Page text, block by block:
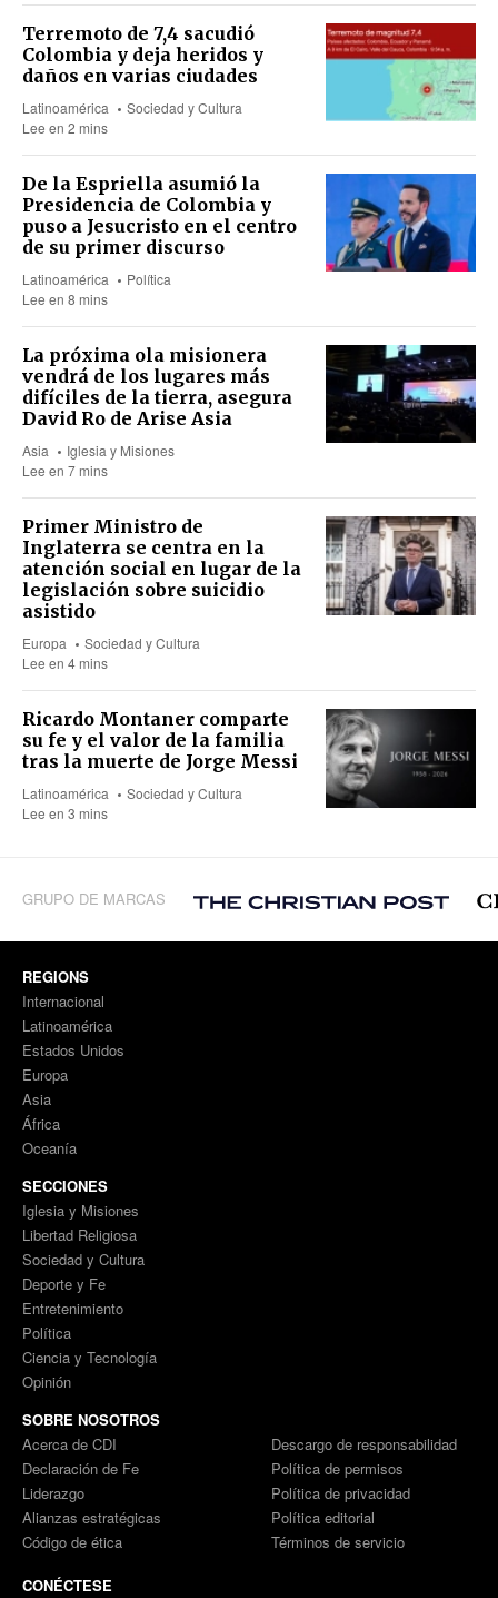
Terremoto de 7,4 sacudió
Colombia y deja heridos y
daños en varias ciudades
Latinoamérica
Sociedad y Cultura
Lee en 2 mins
De la Espriella asumió la
Presidencia de Colombia y
puso a Jesucristo en el centro
de su primer discurso
Latinoamérica
Política
Lee en 8 mins
La próxima ola misionera
vendrá de los lugares más
difíciles de la tierra, asegura
David Ro de Arise Asia
Asia
Iglesia y Misiones
Lee en 7 mins
Primer Ministro de
Inglaterra se centra en la
atención social en lugar de la
legislación sobre suicidio
asistido
Europa
Sociedad y Cultura
Lee en 4 mins
Ricardo Montaner comparte
su fe y el valor de la familia
tras la muerte de Jorge Messi
Latinoamérica
Sociedad y Cultura
Lee en 3 mins
GRUPO DE MARCAS
REGIONS
Internacional
Latinoamérica
Estados Unidos
Europa
Asia
África
Oceanía
SECCIONES
Iglesia y Misiones
Libertad Religiosa
Sociedad y Cultura
Deporte y Fe
Entretenimiento
Política
Ciencia y Tecnología
Opinión
SOBRE NOSOTROS
Acerca de CDI
Declaración de Fe
Liderazgo
Alianzas estratégicas
Código de ética
Descargo de responsabilidad
Política de permisos
Política de privacidad
Política editorial
Términos de servicio
CONÉCTESE